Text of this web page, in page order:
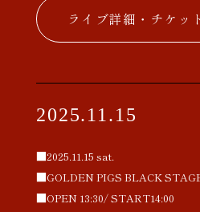
ライブ詳細・チケッ
2025.11.15
■2025.11.15 sat.
■GOLDEN PIGS BLACK
■OPEN 13:30/ START14:00